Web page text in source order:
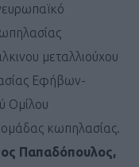
μεταλλιούχου
Εφήβων-
Ομίλου
ομάδας κωπηλασίας.
Παπαδόπουλος,